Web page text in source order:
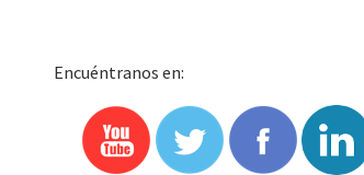
Encuéntranos en: